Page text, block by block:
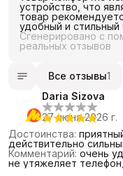
устройство, что
товар
удобный и стильный
Сгенерировано с
реальных отзывов
Все отзывы1
Daria Sizova
27 июня 2026 г.
Достоинства:
действительно
Комментарий: очень
не утяжеляет